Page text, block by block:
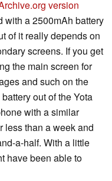
version
with a 2500mAh battery
of it really depends on
screens. If you get
the main screen for
and such on the
out of the Yota
with a similar
less than a week and
a-half. With a little
have been able to